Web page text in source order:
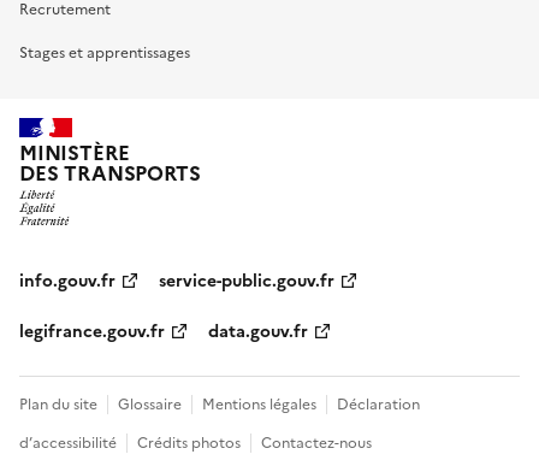
Recrutement
Stages et apprentissages
MINISTÈRE
DES TRANSPORTS
info.gouv.fr
service-public.gouv.fr
legifrance.gouv.fr
data.gouv.fr
Plan du site Glossaire Mentions légales
Déclaration
d’accessibilité
Crédits photos Contactez-nous